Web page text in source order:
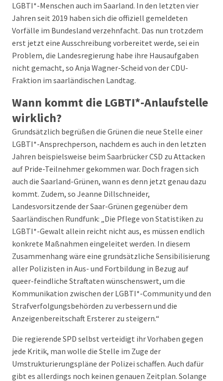
LGBTI*-Menschen auch im Saarland. In den letzten vier
Jahren seit 2019 haben sich die offiziell gemeldeten
Vorfälle im Bundesland verzehnfacht. Das nun trotzdem
erst jetzt eine Ausschreibung vorbereitet werde, sei ein
Problem, die Landesregierung habe ihre Hausaufgaben
nicht gemacht, so Anja Wagner-Scheid von der CDU-
Fraktion im saarländischen Landtag.
Wann kommt die LGBTI*-Anlaufstelle
wirklich?
Grundsätzlich begrüßen die Grünen die neue Stelle einer
LGBTI*-Ansprechperson, nachdem es auch in den letzten
Jahren beispielsweise beim Saarbrücker CSD zu Attacken
auf Pride-Teilnehmer gekommen war. Doch fragen sich
auch die Saarland-Grünen, wann es denn jetzt genau dazu
kommt. Zudem, so Jeanne Dillschneider,
Landesvorsitzende der Saar-Grünen gegenüber dem
Saarländischen Rundfunk: „Die Pflege von Statistiken zu
LGBTI*-Gewalt allein reicht nicht aus, es müssen endlich
konkrete Maßnahmen eingeleitet werden. In diesem
Zusammenhang wäre eine grundsätzliche Sensibilisierung
aller Polizisten in Aus- und Fortbildung in Bezug auf
queer-feindliche Straftaten wünschenswert, um die
Kommunikation zwischen der LGBTI*-Community und den
Strafverfolgungsbehörden zu verbessern und die
Anzeigenbereitschaft Ersterer zu steigern.“
Die regierende SPD selbst verteidigt ihr Vorhaben gegen
jede Kritik, man wolle die Stelle im Zuge der
Umstrukturierungspläne der Polizei schaffen. Auch dafür
gibt es allerdings noch keinen genauen Zeitplan. Solange